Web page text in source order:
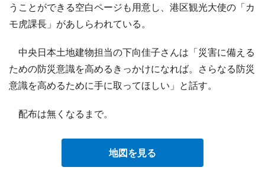
うことができる空白ページも用意し、港区観光大使の「カ
モ虎課長」があしらわれている。
中央日本土地建物担当の下向佳子さんは「災害に備える
ための防災意識を高めるきっかけになれば。さらなる防災
意識を高めるために手に取ってほしい」と話す。
配布は無くなるまで。
地図を見る